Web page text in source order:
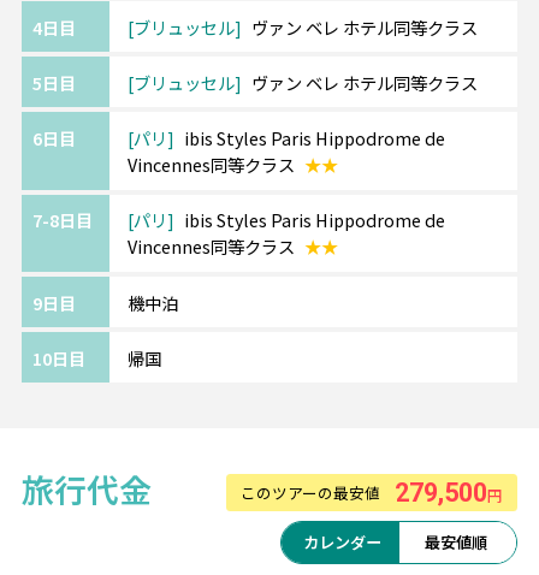
まります。
ルセー美術館などの定番スポットの観光や、
グルメ、ショッピングもかかせません。
羽田・関空より運航。多彩なスケジュールが
魅力です。
片道からお手配可能！
4日目 ブリュッセル ヴァン ベレ ホテル同等クラス
5日目 ブリュッセル ヴァン ベレ ホテル同等クラス
6日目 パリ
ibis Styles Paris Hippodrome de
Vincennes同等クラス ★★
7-8日目 パリ
ibis Styles Paris Hippodrome de
Vincennes同等クラス ★★
9日目 機中泊
10日目 帰国
旅行代金 このツアーの最安値 279,500円
カレンダー 最安値順